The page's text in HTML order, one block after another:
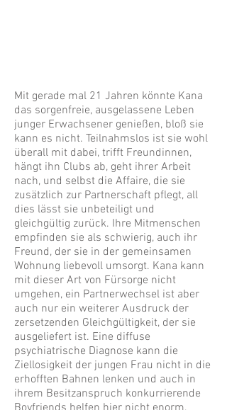
Mit gerade mal 21 Jahren könnte Kana
das sorgenfreie, ausgelassene Leben
junger Erwachsener genießen, bloß sie
kann es nicht. Teilnahmslos ist sie wohl
überall mit dabei, trifft Freundinnen,
hängt ihn Clubs ab, geht ihrer Arbeit
nach, und selbst die Affaire, die sie
zusätzlich zur Partnerschaft pflegt, all
dies lässt sie unbeteiligt und
gleichgültig zurück. Ihre Mitmenschen
empfinden sie als schwierig, auch ihr
Freund, der sie in der gemeinsamen
Wohnung liebevoll umsorgt. Kana kann
mit dieser Art von Fürsorge nicht
umgehen, ein Partnerwechsel ist aber
auch nur ein weiterer Ausdruck der
zersetzenden Gleichgültigkeit, der sie
ausgeliefert ist. Eine diffuse
psychiatrische Diagnose kann die
Ziellosigkeit der jungen Frau nicht in die
erhofften Bahnen lenken und auch in
ihrem Besitzanspruch konkurrierende